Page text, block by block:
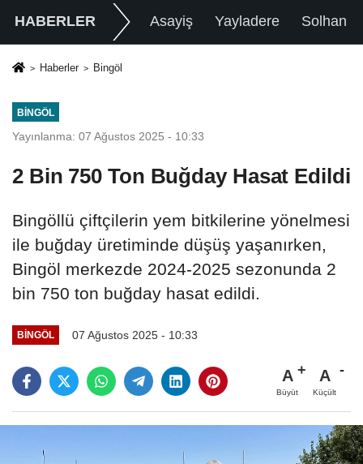
HABERLER Asayiş Yayladere Solhan
Haberler Bingöl
BINGÖL
Yayınlanma: 07 Ağustos 2025 - 10:33
2 Bin 750 Ton Buğday Hasat Edildi
Bingöllü çiftçilerin yem bitkilerine yönelmesi
ile buğday üretiminde düşüş yaşanırken,
Bingöl merkezde 2024-2025 sezonunda 2
bin 750 ton buğday hasat edildi.
BINGÖL 07 Ağustos 2025 - 10:33
A
Büyüt
A
Küçült